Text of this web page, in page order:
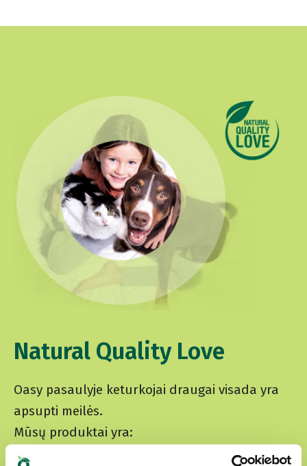
Natural Quality Love
Oasy pasaulyje keturkojai draugai visada yra
apsupti meilės.
Mūsų produktai yra: